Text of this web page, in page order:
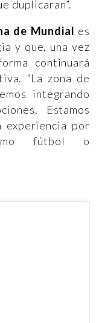
duplicaran”.
de Mundial es
y que, una vez
continuará
“La zona de
integrando
Estamos
experiencia por
fútbol o